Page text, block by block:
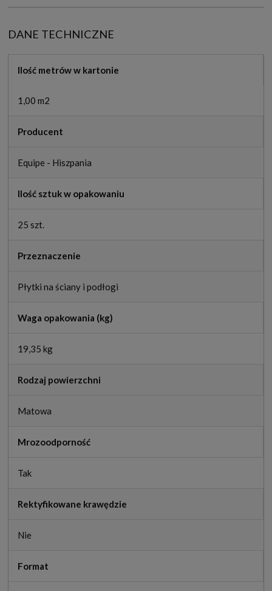
DANE TECHNICZNE
Ilość metrów w kartonie
1,00 m2
Producent
Equipe - Hiszpania
Ilość sztuk w opakowaniu
25 szt.
Przeznaczenie
Płytki na ściany i podłogi
Waga opakowania (kg)
19,35 kg
Rodzaj powierzchni
Matowa
Mrozoodporność
Tak
Rektyfikowane krawędzie
Nie
Format